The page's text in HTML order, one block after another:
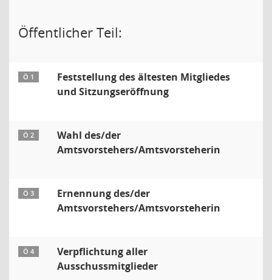
Öffentlicher Teil:
Ö 1
Feststellung des ältesten Mitgliedes
und Sitzungseröffnung
Ö 2
Wahl des/der
Amtsvorstehers/Amtsvorsteherin
Ö 3
Ernennung des/der
Amtsvorstehers/Amtsvorsteherin
Ö 4
Verpflichtung aller
Ausschussmitglieder